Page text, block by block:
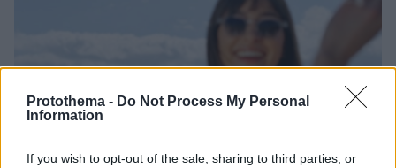
Protothema - Do Not Process My Personal
Information
If you wish to opt-out of the sale, sharing to third parties, or